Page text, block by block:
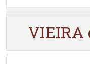
VIEIRA